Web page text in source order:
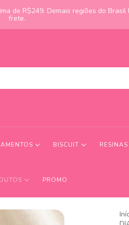
de R$249. Demais regiões do Brasil
frete.
BISCUIT
PROMO